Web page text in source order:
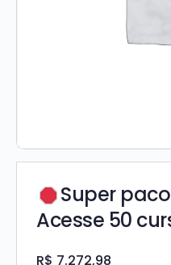
Super
Acesse 50
R$ 7.272,98